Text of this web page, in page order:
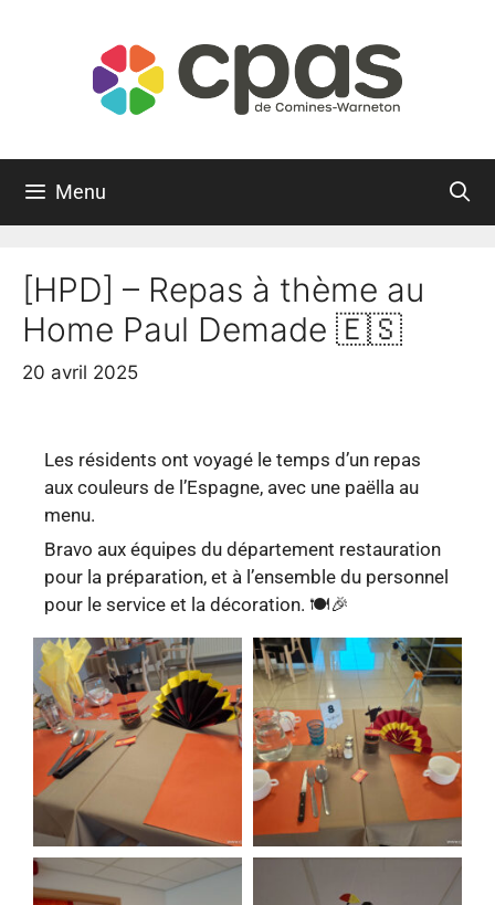
Menu
[HPD] – Repas à thème au
Home Paul Demade 🇪🇸
20 avril 2025
Les résidents ont voyagé le temps d’un repas
aux couleurs de l’Espagne, avec une paëlla au
menu.
Bravo aux équipes du département restauration
pour la préparation, et à l’ensemble du personnel
pour le service et la décoration. 🍽️🎉